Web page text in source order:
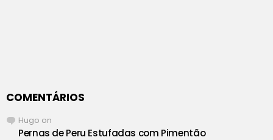
COMENTÁRIOS
Hugo on
Pernas de Peru Estufadas com Pimentão